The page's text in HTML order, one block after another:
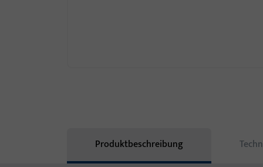
Produktbeschreibung